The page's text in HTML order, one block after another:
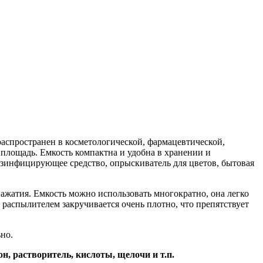
в косметологической, фармацевтической,
Емкость компактна и удобна в хранении и
средство, опрыскиватель для цветов, бытовая
Емкость можно использовать многократно, она легко
закручивается очень плотно, что препятствует
растворитель, кислоты, щелочи и т.п.